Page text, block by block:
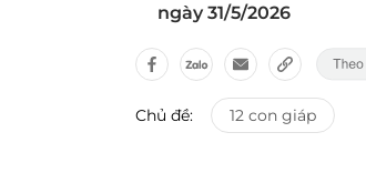
ngày 31/5/2026
Chủ đề: 12 con giáp